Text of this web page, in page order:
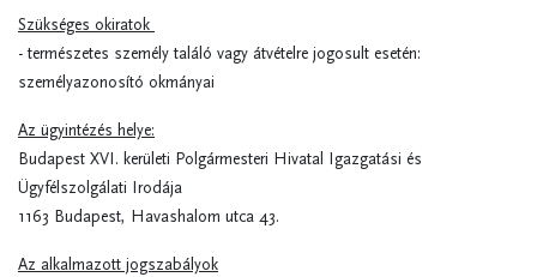
Szükséges okiratok
- természetes személy találó vagy átvételre jogosult esetén:
személyazonosító okmányai
Az ügyintézés helye:
Budapest XVI. kerületi Polgármesteri Hivatal Igazgatási és
Ügyfélszolgálati Irodája
1163 Budapest, Havashalom utca 43.
Az alkalmazott jogszabályok